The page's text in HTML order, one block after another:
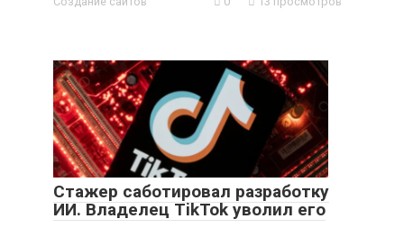
Стажер саботировал разработку
ИИ. Владелец TikTok уволил его